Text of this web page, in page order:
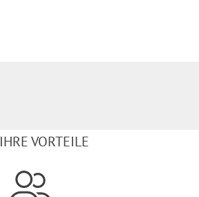
IHRE VORTEILE